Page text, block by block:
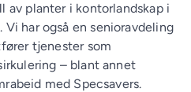
av planter i kontorlandskap i
Vi har også en senioravdeling
tjenester som
– blant annet
med Specsavers.